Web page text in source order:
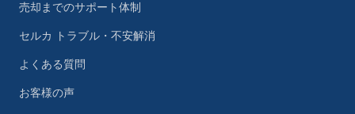
売却までのサポート体制
セルカ トラブル・不安解消
よくある質問
お客様の声